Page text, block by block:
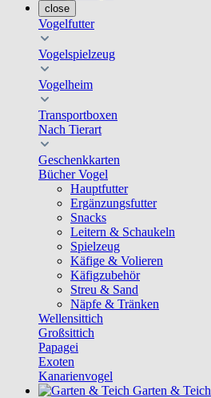
close
Vogelfutter
Vogelspielzeug
Vogelheim
Transportboxen
Nach Tierart
Geschenkkarten
Bücher Vogel
Hauptfutter
Ergänzungsfutter
Snacks
Leitern & Schaukeln
Spielzeug
Käfige & Volieren
Käfigzubehör
Streu & Sand
Näpfe & Tränken
Wellensittich
Großsittich
Papagei
Exoten
Kanarienvogel
Garten & Teich